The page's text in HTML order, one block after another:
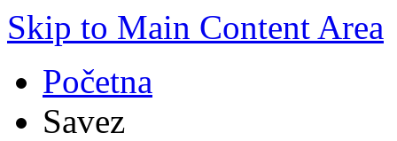
Skip to Main Content Area
Početna
Savez